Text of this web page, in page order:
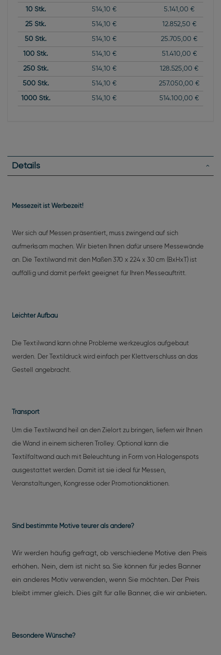
10Stk. 514,10 € 5.141,00 €
25 Stk. 514,10 € 12.852,50 €
50 Stk. 514,10 € 25.705,00 €
100 Stk. 514,10 € 51.410,00 €
250Stk. 514,10 € 128.525,00 €
500Stk. 514,10 € 257.050,00 €
1000Stk. 514,10 € 514.100,00 €
Details
Messezeit ist Werbezeit!
Wer sich auf Messen präsentiert, muss zwingend auf sich
aufmerksam machen. Wir bieten Ihnen dafür unsere Messewände
an. Die Textilwand mit den Maßen 370 x 224 x 30 cm (BxHxT) ist
auffällig und damit perfekt geeignet für Ihren Messeauftritt.
Leichter Aufbau
Die Textilwand kann ohne Probleme werkzeuglos aufgebaut
werden. Der Textildruck wird einfach per Klettverschluss an das
Gestell angebracht.
Transport
Um die Textilwand heil an den Zielort zu bringen, liefern wir Ihnen
die Wand in einem sicheren Trolley. Optional kann die
Textilfaltwand auch mit Beleuchtung in Form von Halogenspots
ausgestattet werden. Damit ist sie ideal für Messen,
Veranstaltungen, Kongresse oder Promotionaktionen.
Sind bestimmte Motive teurer als andere?
Wir werden häufig gefragt, ob verschiedene Motive den Preis
erhöhen. Nein, dem ist nicht so. Sie können für jedes Banner
ein anderes Motiv verwenden, wenn Sie möchten. Der Preis
bleibt immer gleich. Dies gilt für alle Banner, die wir anbieten.
Besondere Wünsche?